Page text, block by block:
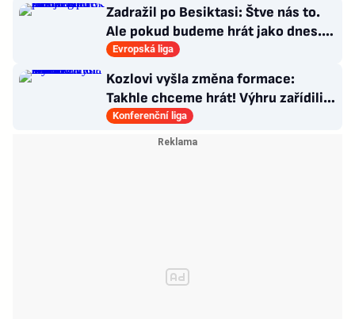
Zadražil po Besiktasi: Štve nás to.
Ale pokud budeme hrát jako dnes...
Co se stalo u gólu?
Evropská liga
Kozlovi vyšla změna formace:
Takhle chceme hrát! Výhru zařídili
sváteční hlavičkáři
Konferenční liga